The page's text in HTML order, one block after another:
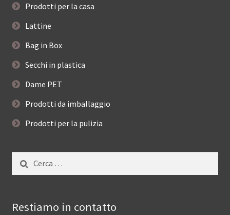
Prodotti per la casa
Lattine
Bag in Box
Secchi in plastica
Dame PET
Prodotti da imballaggio
Prodotti per la pulizia
per:
Restiamo in contatto